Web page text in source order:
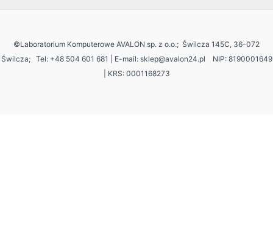
©Laboratorium Komputerowe AVALON sp. z o.o.; Świlcza 145C, 36-072
Świlcza; Tel: +48 504 601 681 | E-mail: sklep@avalon24.pl NIP: 8190001649
| KRS: 0001168273